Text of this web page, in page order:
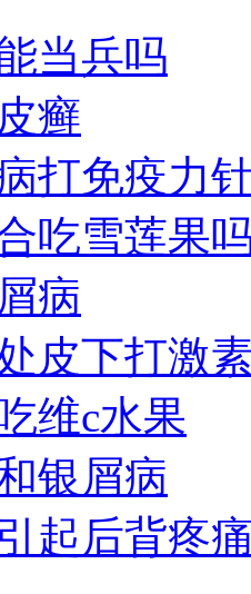
当兵吗
癣
打免疫力
吃雪莲果
病
皮下打激
维c水果
银屑病
起后背疼